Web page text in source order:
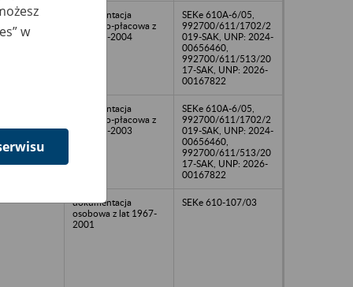
dokumentacja
osobowo-płacowa z
lat 1999-2004
SEKe 610A-6/05,
992700/611/1702/2
019-SAK, UNP: 2024-
00656460,
992700/611/513/20
17-SAK, UNP: 2026-
00167822
dokumentacja
osobowo-płacowa z
lat 1995-2003
SEKe 610A-6/05,
992700/611/1702/2
019-SAK, UNP: 2024-
00656460,
992700/611/513/20
17-SAK, UNP: 2026-
00167822
dokumentacja
osobowa z lat 1967-
2001
SEKe 610-107/03
w